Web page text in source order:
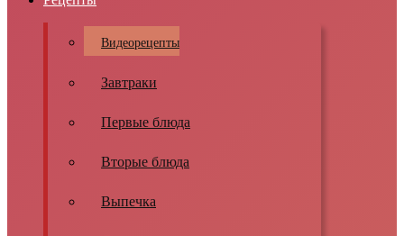
Видеорецепты
Завтраки
Первые блюда
Вторые блюда
Выпечка